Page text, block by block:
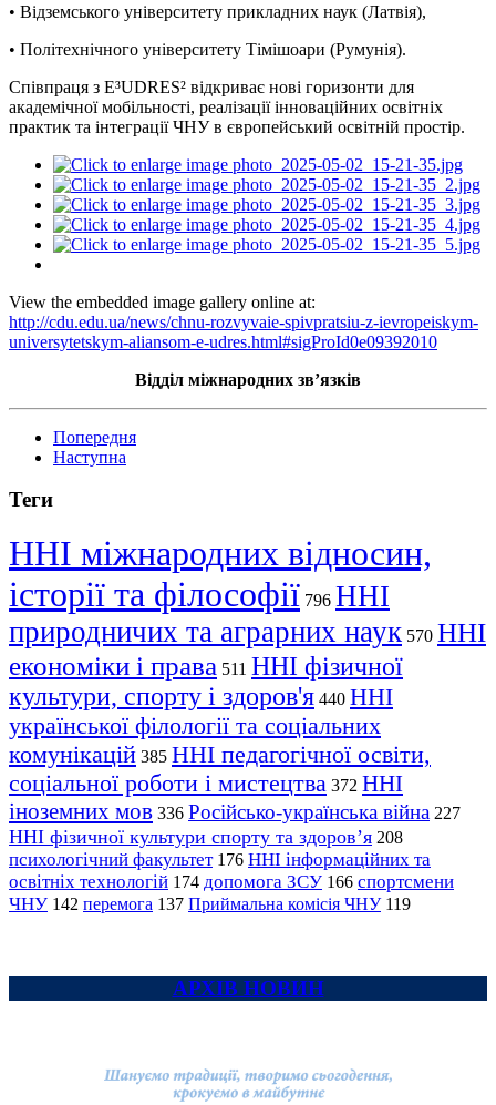
• Відземського університету прикладних наук (Латвія),
• Політехнічного університету Тімішоари (Румунія).
Співпраця з E³UDRES² відкриває нові горизонти для
академічної мобільності, реалізації інноваційних освітніх
практик та інтеграції ЧНУ в європейський освітній простір.
View the embedded image gallery online at:
http://cdu.edu.ua/news/chnu-rozvyvaie-spivpratsiu-z-ievropeiskym-
universytetskym-aliansom-e-udres.html#sigProId0e09392010
Відділ міжнародних зв’язків
Попередня
Наступна
Теги
ННІ міжнародних відносин,
історії та філософії 796 ННІ
природничих та аграрних наук 570 ННІ
економіки і права 511 ННІ фізичної
культури, спорту і здоров'я 440 ННІ
української філології та соціальних
комунікацій 385 ННІ педагогічної освіти,
соціальної роботи і мистецтва 372 ННІ
іноземних мов 336 Російсько-українська війна 227
ННІ фізичної культури спорту та здоров’я 208
психологічний факультет 176 ННІ інформаційних та
освітніх технологій 174 допомога ЗСУ 166 спортсмени
ЧНУ 142 перемога 137 Приймальна комісія ЧНУ 119
АРХІВ НОВИН